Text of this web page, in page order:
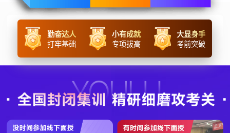
勤奋达人
打牢基础
小有成就
专项拔高
大显身手
考前突破